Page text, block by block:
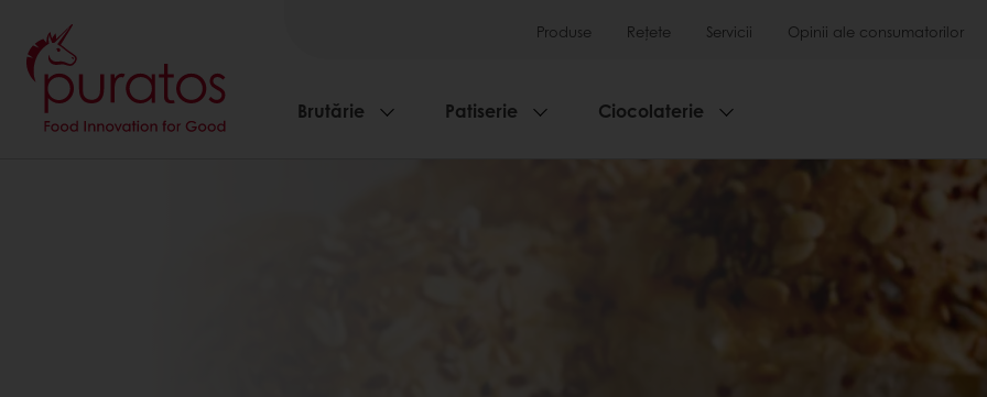
Produse Rețete Servicii Opinii ale consumatorilor
Brutărie Patiserie Ciocolaterie